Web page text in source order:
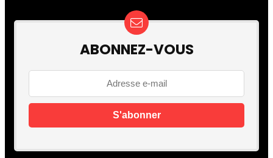
ABONNEZ-VOUS